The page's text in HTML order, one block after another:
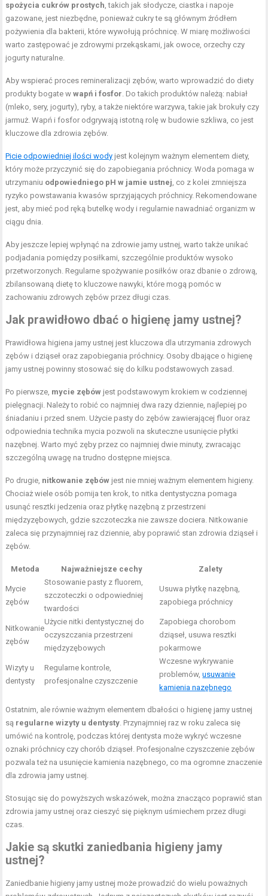
spożycia cukrów prostych, takich jak słodycze, ciastka i napoje
gazowane, jest niezbędne, ponieważ cukry te są głównym źródłem
pożywienia dla bakterii, które wywołują próchnicę. W miarę możliwości
warto zastępować je zdrowymi przekąskami, jak owoce, orzechy czy
jogurty naturalne.
Aby wspierać proces remineralizacji zębów, warto wprowadzić do diety
produkty bogate wwapń i fosfor. Do takich produktów należą: nabiał
(mleko, sery, jogurty), ryby, a także niektóre warzywa, takie jak brokuły czy
jarmuż. Wapń i fosfor odgrywają istotną rolę w budowie szkliwa, co jest
kluczowe dla zdrowia zębów.
Picie odpowiedniej ilości wody jest kolejnym ważnym elementem diety,
który może przyczynić się do zapobiegania próchnicy. Woda pomaga w
utrzymaniu odpowiedniego pH w jamie ustnej, co z kolei zmniejsza
ryzyko powstawania kwasów sprzyjających próchnicy. Rekomendowane
jest, aby mieć pod ręką butelkę wody i regularnie nawadniać organizm w
ciągu dnia.
Aby jeszcze lepiej wpłynąć na zdrowie jamy ustnej, warto także unikać
podjadania pomiędzy posiłkami, szczególnie produktów wysoko
przetworzonych. Regularne spożywanie posiłków oraz dbanie o zdrową,
zbilansowaną dietę to kluczowe nawyki, które mogą pomóc w
zachowaniu zdrowych zębów przez długi czas.
Jak prawidłowo dbać o higienę jamy ustnej?
Prawidłowa higiena jamy ustnej jest kluczowa dla utrzymania zdrowych
zębów i dziąseł oraz zapobiegania próchnicy. Osoby dbające o higienę
jamy ustnej powinny stosować się do kilku podstawowych zasad.
Po pierwsze, mycie zębów jest podstawowym krokiem w codziennej
pielęgnacji. Należy to robić co najmniej dwa razy dziennie, najlepiej po
śniadaniu i przed snem. Użycie pasty do zębów zawierającej fluor oraz
odpowiednia technika mycia pozwoli na skuteczne usunięcie płytki
nazębnej. Warto myć zęby przez co najmniej dwie minuty, zwracając
szczególną uwagę na trudno dostępne miejsca.
Po drugie, nitkowanie zębów jest nie mniej ważnym elementem higieny.
Chociaż wiele osób pomija ten krok, to nitka dentystyczna pomaga
usunąć resztki jedzenia oraz płytkę nazębną z przestrzeni
międzyzębowych, gdzie szczoteczka nie zawsze dociera. Nitkowanie
zaleca się przynajmniej raz dziennie, aby poprawić stan zdrowia dziąseł i
zębów.
Metoda Najważniejsze cechy Zalety
Mycie
zębów
Stosowanie pasty z fluorem,
szczoteczki o odpowiedniej
twardości
Usuwa płytkę nazębną,
zapobiega próchnicy
Nitkowanie
zębów
Użycie nitki dentystycznej do
oczyszczania przestrzeni
międzyzębowych
Zapobiega chorobom
dziąseł, usuwa resztki
pokarmowe
Wizyty u
dentysty
Regularne kontrole,
profesjonalne czyszczenie
Wczesne wykrywanie
problemów,usuwanie
kamienia nazębnego
Ostatnim, ale równie ważnym elementem dbałości o higienę jamy ustnej
są regularne wizyty u dentysty. Przynajmniej raz w roku zaleca się
umówić na kontrolę, podczas której dentysta może wykryć wczesne
oznaki próchnicy czy chorób dziąseł. Profesjonalne czyszczenie zębów
pozwala też na usunięcie kamienia nazębnego, co ma ogromne znaczenie
dla zdrowia jamy ustnej.
Stosując się do powyższych wskazówek, można znacząco poprawić stan
zdrowia jamy ustnej oraz cieszyć się pięknym uśmiechem przez długi
czas.
Jakie są skutki zaniedbania higieny jamy
ustnej?
Zaniedbanie higieny jamy ustnej może prowadzić do wielu poważnych